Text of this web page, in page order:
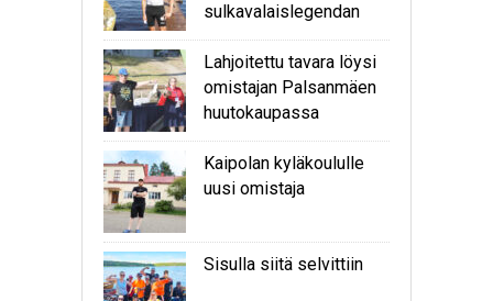
sulkavalaislegendan
Lahjoitettu tavara löysi
omistajan Palsanmäen
huutokaupassa
Kaipolan kyläkoululle
uusi omistaja
Sisulla siitä selvittiin